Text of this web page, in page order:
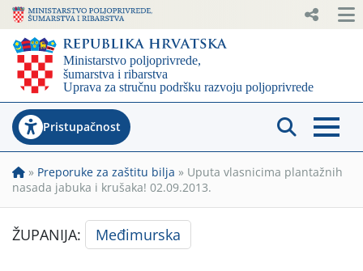
Pristupačnost
» Preporuke za zaštitu bilja » Uputa vlasnicima plantažnih
nasada jabuka i krušaka! 02.09.2013.
ŽUPANIJA: Međimurska